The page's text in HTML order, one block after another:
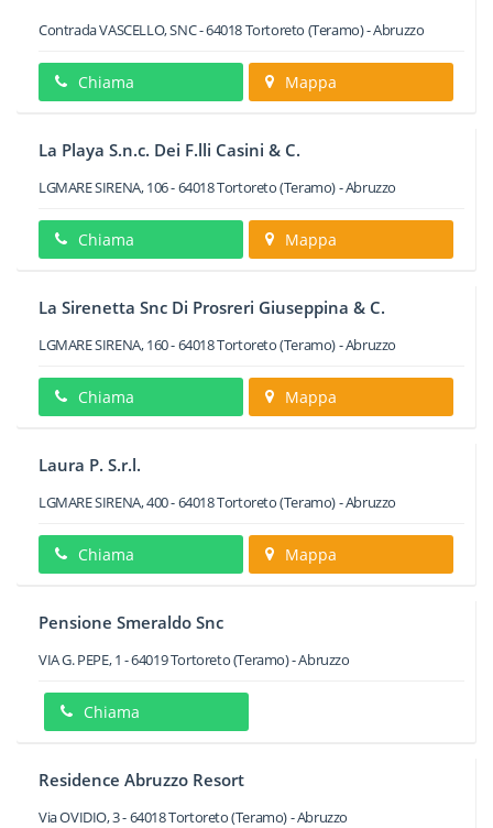
Contrada VASCELLO, SNC-64018Tortoreto (Teramo) -Abruzzo
Chiama Mappa
La Playa S.n.c. Dei F.lli Casini & C.
LGMARE SIRENA, 106-64018Tortoreto(Teramo) -Abruzzo
Chiama Mappa
La Sirenetta Snc Di Prosreri Giuseppina & C.
LGMARE SIRENA, 160-64018Tortoreto(Teramo) -Abruzzo
Chiama Mappa
Laura P. S.r.l.
LGMARE SIRENA, 400-64018Tortoreto(Teramo) -Abruzzo
Chiama Mappa
Pensione Smeraldo Snc
VIA G. PEPE, 1 -64019Tortoreto(Teramo) -Abruzzo
Chiama
Residence Abruzzo Resort
Via OVIDIO, 3-64018Tortoreto(Teramo) -Abruzzo